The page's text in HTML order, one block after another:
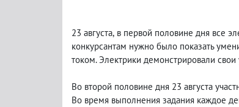
23 августа, в первой половине дня все
конкурсантам нужно было показать
током. Электрики демонстрировали
Во второй половине дня 23 августа
Во время выполнения задания каждое